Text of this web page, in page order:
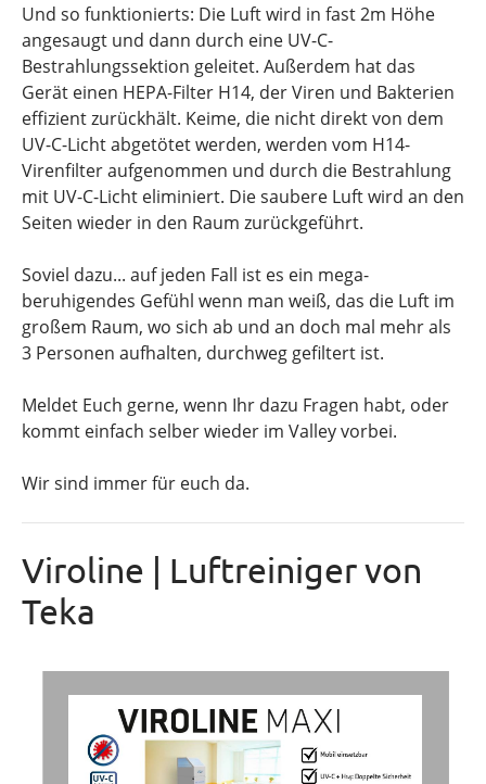
Und so funktionierts: Die Luft wird in fast 2m Höhe
angesaugt und dann durch eine UV-C-
Bestrahlungssektion geleitet. Außerdem hat das
Gerät einen HEPA-Filter H14, der Viren und Bakterien
effizient zurückhält. Keime, die nicht direkt von dem
UV-C-Licht abgetötet werden, werden vom H14-
Virenfilter aufgenommen und durch die Bestrahlung
mit UV-C-Licht eliminiert. Die saubere Luft wird an den
Seiten wieder in den Raum zurückgeführt.
Soviel dazu... auf jeden Fall ist es ein mega-
beruhigendes Gefühl wenn man weiß, das die Luft im
großem Raum, wo sich ab und an doch mal mehr als
3 Personen aufhalten, durchweg gefiltert ist.
Meldet Euch gerne, wenn Ihr dazu Fragen habt, oder
kommt einfach selber wieder im Valley vorbei.
Wir sind immer für euch da.
Viroline | Luftreiniger von
Teka